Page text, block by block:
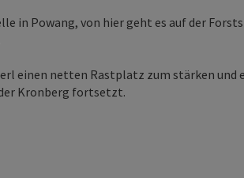
in Powang, von hier geht es auf der
einen netten Rastplatz zum stärken und
Kronberg fortsetzt.